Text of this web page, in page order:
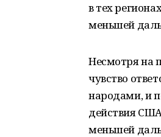
в тех
меньшей
Несмотря на
чувство
народами, и
действия
меньшей